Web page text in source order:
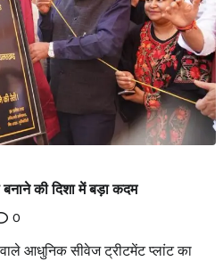
की दिशा में बड़ा कदम
0
आधुनिक सीवेज ट्रीटमेंट प्लांट का